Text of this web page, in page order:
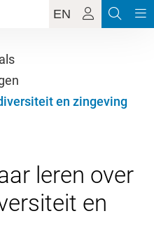
EN
en zingeving
leren over
en